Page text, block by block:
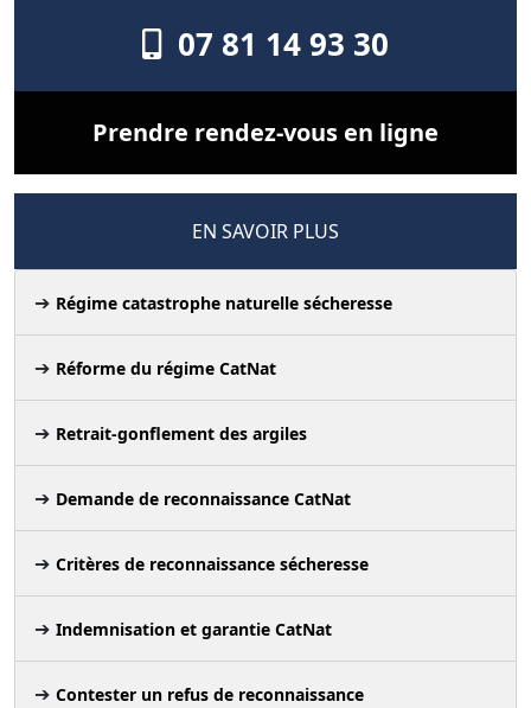
07 81 14 93 30
Prendre rendez-vous en ligne
EN SAVOIR PLUS
Régime catastrophe naturelle sécheresse
Réforme du régime CatNat
Retrait-gonflement des argiles
Demande de reconnaissance CatNat
Critères de reconnaissance sécheresse
Indemnisation et garantie CatNat
Contester un refus de reconnaissance